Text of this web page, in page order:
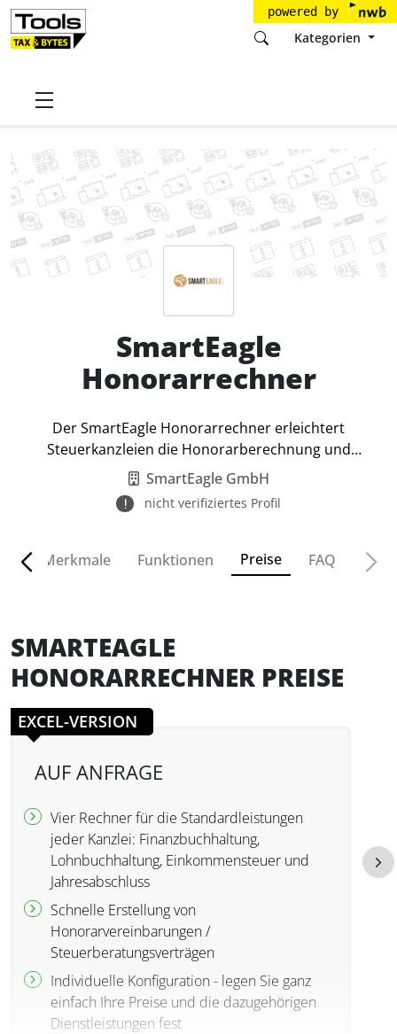
powered by
Kategorien
Startseite
SmartEagle
Honorarrechner
Der SmartEagle Honorarrechner erleichtert
Steuerkanzleien die Honorarberechnung und
Preisanpassung.
SmartEagle GmbH
nicht verifiziertes Profil
Merkmale Funktionen Preise FAQ
SMARTEAGLE
HONORARRECHNER PREISE
EXCEL-VERSION
AUF ANFRAGE
Vier Rechner für die Standardleistungen
jeder Kanzlei: Finanzbuchhaltung,
Lohnbuchhaltung, Einkommensteuer und
Jahresabschluss
Schnelle Erstellung von
Honorarvereinbarungen /
Steuerberatungsverträgen
Individuelle Konfiguration - legen Sie ganz
einfach Ihre Preise und die dazugehörigen
Dienstleistungen fest